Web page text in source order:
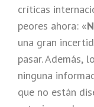
críticas
peores ahora: «
una gran
pasar. Además,
ninguna
que no están